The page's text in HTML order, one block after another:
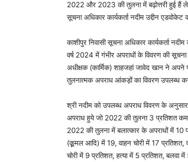
2022 और 2023 की तुलना में बढ़ोत्तरी हुई हैं
सूचना अधिकार कार्यकर्ता नदीम उद्दीन
काशीपुर निवासी सूचना अधिकार कार्यकर्ता
वर्ष 2024 में गंभीर अपराधों के विवरण की
अधीक्षक (कार्मिक) शाहजहां जावेद खान ने
तुलनात्मक अपराध आंकड़ों का विवरण उपलब्ध
श्री नदीम को उपलब्ध अपराध विवरण के अनुसार
अपराध हुये जो 2022 की तुलना 3 प्रतिशत
2022 की तुलना में बलात्कार के अपराधों में
(कूूमल आदि) में 19, वाहन चोरी में 17 प्रतिशत,
चोरी में 9 प्रतिशत, हत्या में 5 प्रतिशत,